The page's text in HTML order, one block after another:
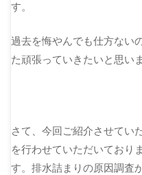
す。
過去を悔やんでも仕方ない
た頑張っていきたいと思いま
さて、今回ご紹介させてい
を行わせていただいており
す。排水詰まりの原因調査か